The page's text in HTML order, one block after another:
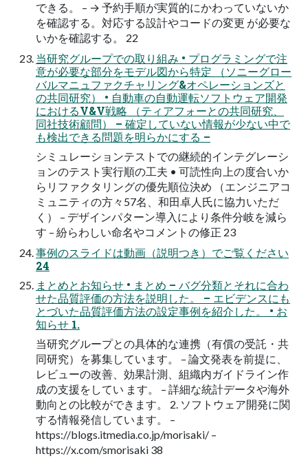
できる。 – → 予約手順が実質的にかわっていないか
を確認する。対応する設計やコードの変更 が必要な
いかを確認する。 22
当研究グループでの取り組み • プログラミングで注
意が必要な部分をモデル図から特定 （ソニーグロー
バルマニュファクチャリング&オペレーションズと
の共同研究） • 自動車の自動運転ソフトウェア開発
におけるV&V戦略 （ティアフォーとの共同研究、
同社技術顧問） – 確定していない情報が少ない中で
も検出できる問題を明らかにする –
シミュレーションテストでの継続的インテグレーシ
ョンのテスト実行順の工夫 • 可読性向上の度合いか
らリファクタリングの優先順位決め （エンジニアコ
ミュニティの方々57名、和田卓人氏に協力いただ
く） – デザインパターン導入により条件分岐を減ら
す – 紛らわしい命名やコメントの修正 23
事例のスライドは動画（説明つき）でご覧ください
24
まとめとお知らせ • まとめ – バグ分類とそれに合わ
せた品質評価の方法を説明した。 – エビデンスにも
とづいた品質評価方法の設定事例を紹介した。 • お
知らせ 1.
当研究グループとの具体的な連携（有償の受託・共
同研究）を募集しています。 – 論文発表を前提に、
レビューの改善、効果計測、組織内ガイドライン作
成の支援をしてい ます。 – 詳細な統計データや海外
動向との比較ができます。 2. ソフトウェア開発に関
する情報発信しています。 –
https://blogs.itmedia.co.jp/morisaki/ –
https://x.com/smorisaki 38